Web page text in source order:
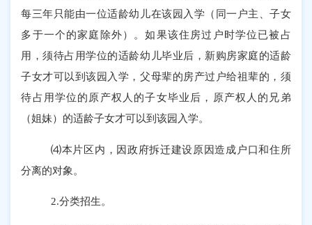
每三年只能由一位适龄幼儿在该园入学（同一户主、子女
多于一个的家庭除外）。如果该住房过户时学位已被占
用，须待占用学位的适龄幼儿毕业后，新购房家庭的适龄
子女才可以到该园入学，父母辈的房产过户给祖辈的，须
待占用学位的原产权人的子女毕业后，原产权人的兄弟
（姐妹）的适龄子女才可以到该园入学。
⑷本片区内，因政府拆迁建设原因造成户口和住所
分离的对象。
2.分类招生。